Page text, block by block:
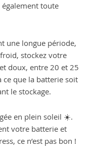
toute
une longue période,
stockez votre
doux, entre 20 et 25
ce que la batterie soit
le stockage.
en plein soleil ☀️.
votre batterie et
ce n’est pas bon !